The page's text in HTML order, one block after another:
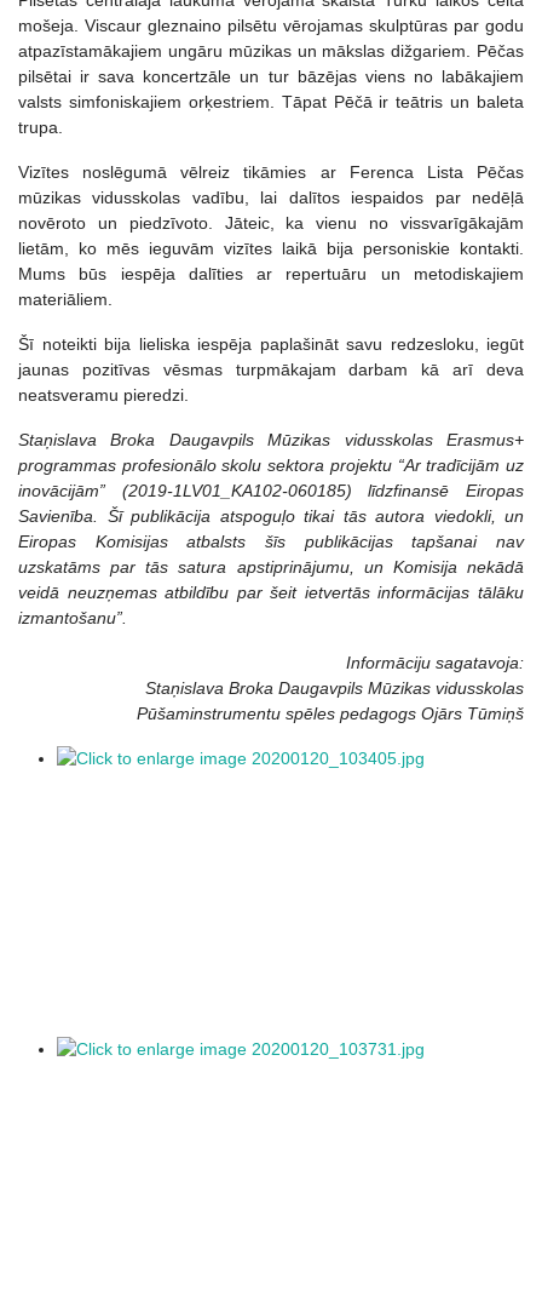
mošeja. Viscaur gleznaino pilsētu vērojamas skulptūras par godu
atpazīstamākajiem ungāru mūzikas un mākslas dižgariem. Pēčas
pilsētai ir sava koncertzāle un tur bāzējas viens no labākajiem
valsts simfoniskajiem orķestriem. Tāpat Pēčā ir teātris un baleta
trupa.
Vizītes noslēgumā vēlreiz tikāmies ar Ferenca Lista Pēčas
mūzikas vidusskolas vadību, lai dalītos iespaidos par nedēļā
novēroto un piedzīvoto. Jāteic, ka vienu no vissvarīgākajām
lietām, ko mēs ieguvām vizītes laikā bija personiskie kontakti.
Mums būs iespēja dalīties ar repertuāru un metodiskajiem
materiāliem.
Šī noteikti bija lieliska iespēja paplašināt savu redzesloku, iegūt
jaunas pozitīvas vēsmas turpmākajam darbam kā arī deva
neatsveramu pieredzi.
Staņislava Broka Daugavpils Mūzikas vidusskolas Erasmus+
programmas profesionālo skolu sektora projektu “Ar tradīcijām uz
inovācijām” (2019-1LV01_KA102-060185) līdzfinansē Eiropas
Savienība. Šī publikācija atspoguļo tikai tās autora viedokli, un
Eiropas Komisijas atbalsts šīs publikācijas tapšanai nav
uzskatāms par tās satura apstiprinājumu, un Komisija nekādā
veidā neuzņemas atbildību par šeit ietvertās informācijas tālāku
izmantošanu”.
Informāciju sagatavoja:
Staņislava Broka Daugavpils Mūzikas vidusskolas
Pūšaminstrumentu spēles pedagogs Ojārs Tūmiņš